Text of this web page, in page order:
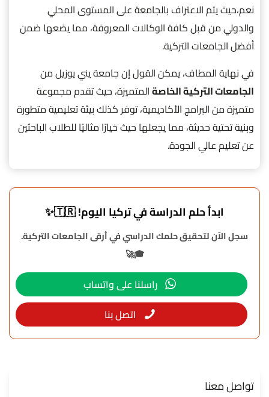
نعم،حيث يتم الاعتراف بالجامعة على المستوى المحلي
والدولي من قبل كافة الوكالات المعروفة، مما يضعها ضمن
أفضل الجامعات التركية.
في نهاية المطاف، يمكن القول إن جامعة يني يوزيل من
الجامعات التركية الخاصةالمتميزة، حيث تقدم مجموعة
متميزة من البرامج الأكاديمية، توفر كذلك بيئة تعليمية متطورة
وبنية تحتية حديثة، مما يجعلها حيث خيارًا مثاليًا للطلاب الباحثين
عن تعليم عالي الجودة.
ابدأ حلم الدراسة في تركيا اليوم! 🇹🇷✨
سجل الآن لتحقيق حلمك الدراسي في أرقى الجامعات التركية.
🎓🚀
راسلنا على واتساب
اتصل بنا
تواصل معنا